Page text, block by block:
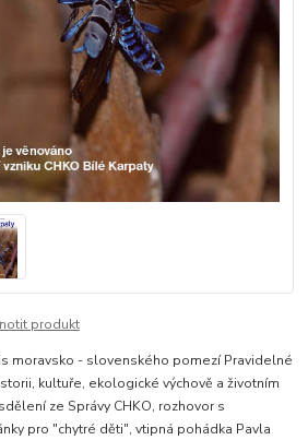
produkt
moravsko - slovenského pomezí Pravidelné
kultuře, ekologické výchově a životním
ze Správy CHKO, rozhovor s
pro "chytré děti", vtipná pohádka Pavla